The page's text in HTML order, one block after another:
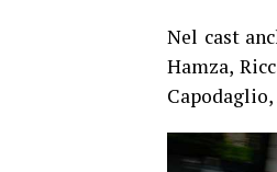
Nel cast
Hamza,